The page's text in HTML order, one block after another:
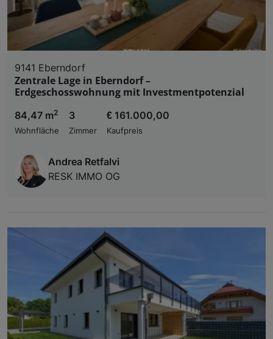
9141 Eberndorf
Zentrale Lage in Eberndorf –
Erdgeschosswohnung mit Investmentpotenzial
84,47 m2
Wohnfläche
3
Zimmer
€ 161.000,00
Kaufpreis
Andrea Retfalvi
RESK IMMO OG